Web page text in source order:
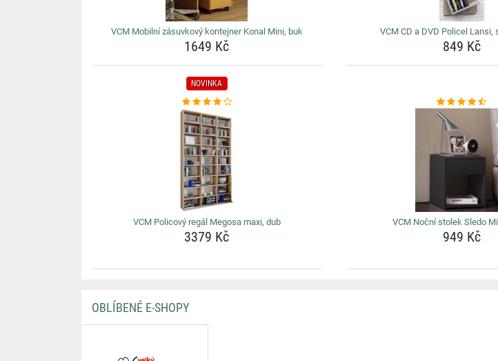
VCM Mobilní zásuvkový kontejner Konal Mini, buk
1649 Kč
VCM CD a DVD Policel Lansi,
849 Kč
NOVINKA
VCM Policový regál Megosa maxi, dub
3379 Kč
VCM Noční stolek Sledo
949 Kč
OBLÍBENÉ E-SHOPY